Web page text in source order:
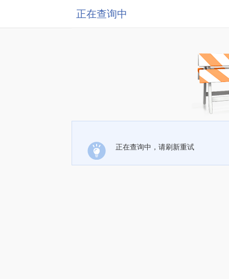
正在查询中
正在查询中，请刷新重试